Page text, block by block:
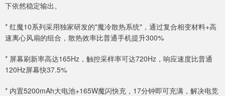
下依然稳定输出。
* 红魔10系列采用独家研发的"魔冷散热系统"，通过复合相变材料+高
速离心风扇的组合，散热效率比普通手机提升300%
* 屏幕刷新率高达165Hz，触控采样率可达720Hz，响应速度比普通
120Hz屏幕快37.5%
* 内置5200mAh大电池+165W魔闪快充，17分钟即可充满，解决电竞